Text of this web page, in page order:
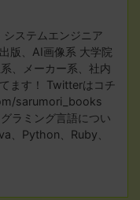
ステムエンジニア
版、AI画像系 大学院
、メーカー系、社内
ます！ Twitterはコチ
sarumori_books
ラミング言語につい
、Python、Ruby、